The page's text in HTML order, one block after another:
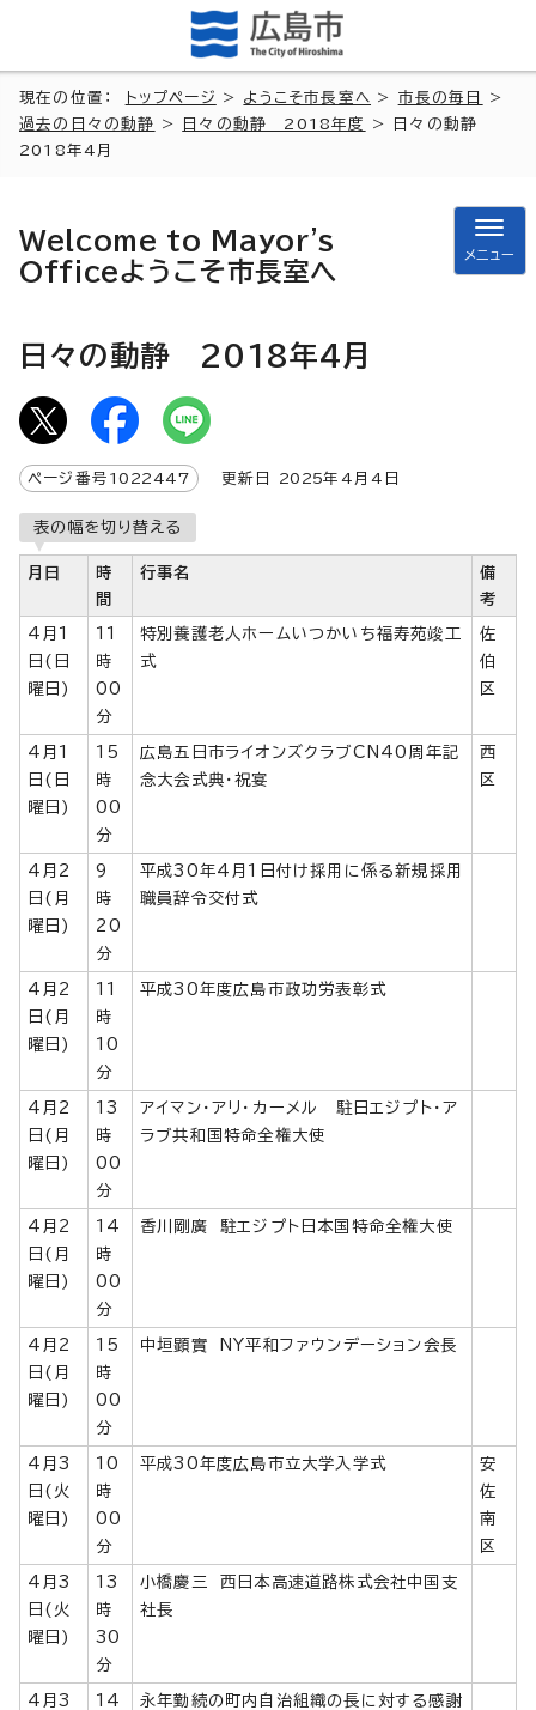
現在の位置： トップページ > ようこそ市長室へ > 市長の毎日
>
過去の日々の動静
> 日々の動静 2018年度
> 日々の動静
2018年4月
Welcome to Mayor's
Officeようこそ市長室へ
メニュー
日々の動静 2018年4月
ページ番号 1022447 更新日 2025年4月4日
表の幅を切り替える
月日
時
間
行事名
備
考
4月1
日(日
曜日)
11
時
00
分
特別養護老人ホームいつかいち福寿苑竣工
式
佐
伯
区
4月1
日(日
曜日)
15
時
00
分
広島五日市ライオンズクラブCN40周年記
念大会式典・祝宴
西
区
4月2
日(月
曜日)
9
時
20
分
平成30年4月1日付け採用に係る新規採用
職員辞令交付式
4月2
日(月
曜日)
11
時
10
分
平成30年度広島市政功労表彰式
4月2
日(月
曜日)
13
時
00
分
アイマン・アリ・カーメル 駐日エジプト・ア
ラブ共和国特命全権大使
4月2
日(月
曜日)
14
時
00
分
香川剛廣 駐エジプト日本国特命全権大使
4月2
日(月
曜日)
15
時
00
分
中垣顕實 NY平和ファウンデーション会長
4月3
日(火
曜日)
10
時
00
分
平成30年度広島市立大学入学式
安
佐
南
区
4月3
日(火
曜日)
13
時
30
分
小橋慶三 西日本高速道路株式会社中国支
社長
4月3
14
永年勤続の町内自治組織の長に対する感謝